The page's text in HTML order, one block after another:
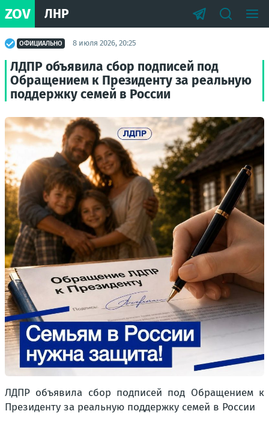
ZOV ЛНР
ОФИЦИАЛЬНО 8 июля 2026, 20:25
ЛДПР объявила сбор подписей под
Обращением к Президенту за реальную
поддержку семей в России
ЛДПР объявила сбор подписей под Обращением к
Президенту за реальную поддержку семей в России